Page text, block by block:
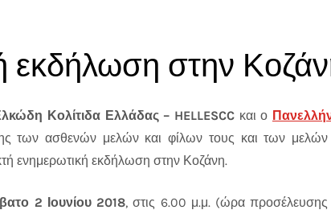
εκδήλωση στην
Κολίτιδα Ελλάδας – HELLESCC και ο
των ασθενών μελών και φίλων τους και των μελών
ενημερωτική εκδήλωση στην Κοζάνη.
2 Ιουνίου 2018, στις 6.00 μ.μ. (ώρα προσέλευσης